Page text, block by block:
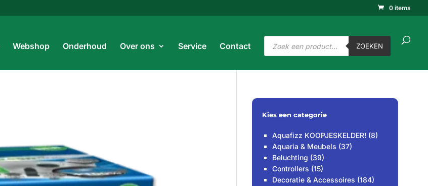
0 items
Webshop Onderhoud Over ons Service Contact
Producten
zoeken
ZOEKEN
Producten
Kies een categorie
Aquafizz KOOPJESKELDER! (8)
Aquaria & Meubels (37)
Beluchting (39)
Controllers (15)
Decoratie & Accessoires (184)